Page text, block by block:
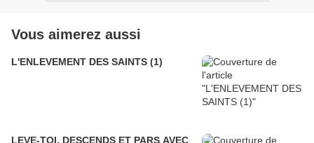
Vous aimerez aussi
L'ENLEVEMENT DES SAINTS (1)
LEVE-TOI, DESCENDS ET PARS AVEC